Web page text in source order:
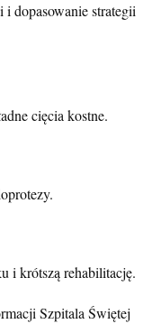
i dopasowanie strategii
cięcia kostne.
i krótszą rehabilitację.
Szpitala Świętej